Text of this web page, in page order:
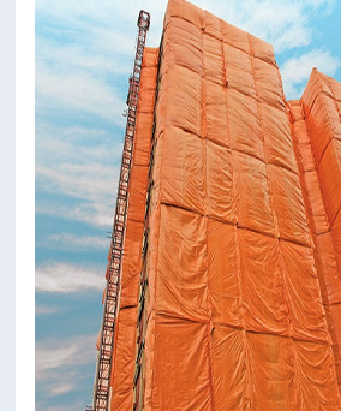
ettei ympärillä ole tulta tai teräviä esineitä